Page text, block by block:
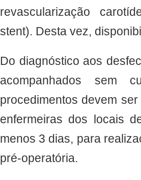
revascularização
stent). Desta vez,
Do diagnóstico aos
acompanhados sem
procedimentos devem
enfermeiras dos locais
menos 3 dias, para
pré-operatória.